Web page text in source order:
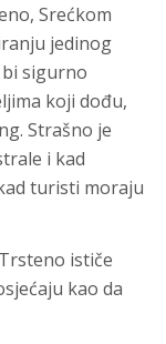
Srećkom
jedinog
sigurno
koji dođu,
Strašno je
i kad
turisti moraju
ističe
kao da